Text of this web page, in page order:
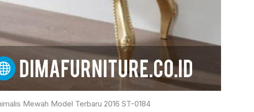
Mewah Model Terbaru 2016 ST-0184